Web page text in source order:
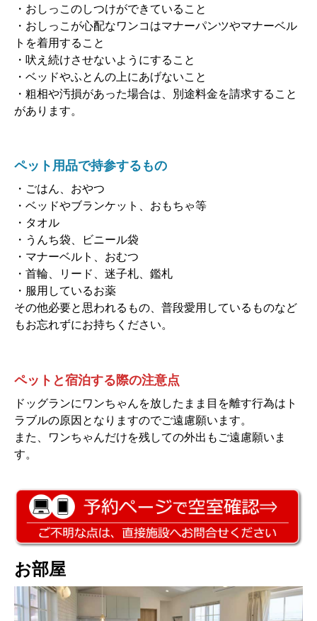
・おしっこのしつけができていること
・おしっこが心配なワンコはマナーパンツやマナーベル
トを着用すること
・吠え続けさせないようにすること
・ベッドやふとんの上にあげないこと
・粗相や汚損があった場合は、別途料金を請求すること
があります。
ペット用品で持参するもの
・ごはん、おやつ
・ベッドやブランケット、おもちゃ等
・タオル
・うんち袋、ビニール袋
・マナーベルト、おむつ
・首輪、リード、迷子札、鑑札
・服用しているお薬
その他必要と思われるもの、普段愛用しているものなど
もお忘れずにお持ちください。
ペットと宿泊する際の注意点
ドッグランにワンちゃんを放したまま目を離す行為はト
ラブルの原因となりますのでご遠慮願います。
また、ワンちゃんだけを残しての外出もご遠慮願いま
す。
お部屋